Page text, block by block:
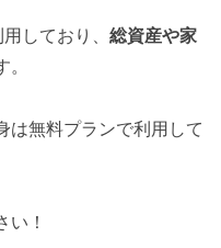
しており、 総資産や家
。
は無料プランで利用して
い！